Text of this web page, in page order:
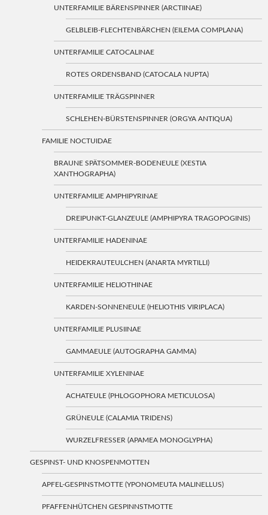
UNTERFAMILIE BÄRENSPINNER (ARCTIINAE)
GELBLEIB-FLECHTENBÄRCHEN (EILEMA COMPLANA)
UNTERFAMILIE CATOCALINAE
ROTES ORDENSBAND (CATOCALA NUPTA)
UNTERFAMILIE TRÄGSPINNER
SCHLEHEN-BÜRSTENSPINNER (ORGYA ANTIQUA)
FAMILIE NOCTUIDAE
BRAUNE SPÄTSOMMER-BODENEULE (XESTIA
XANTHOGRAPHA)
UNTERFAMILIE AMPHIPYRINAE
DREIPUNKT-GLANZEULE (AMPHIPYRA TRAGOPOGINIS)
UNTERFAMILIE HADENINAE
HEIDEKRAUTEULCHEN (ANARTA MYRTILLI)
UNTERFAMILIE HELIOTHINAE
KARDEN-SONNENEULE (HELIOTHIS VIRIPLACA)
UNTERFAMILIE PLUSIINAE
GAMMAEULE (AUTOGRAPHA GAMMA)
UNTERFAMILIE XYLENINAE
ACHATEULE (PHLOGOPHORA METICULOSA)
GRÜNEULE (CALAMIA TRIDENS)
WURZELFRESSER (APAMEA MONOGLYPHA)
GESPINST- UND KNOSPENMOTTEN
APFEL-GESPINSTMOTTE (YPONOMEUTA MALINELLUS)
PFAFFENHÜTCHEN GESPINNSTMOTTE